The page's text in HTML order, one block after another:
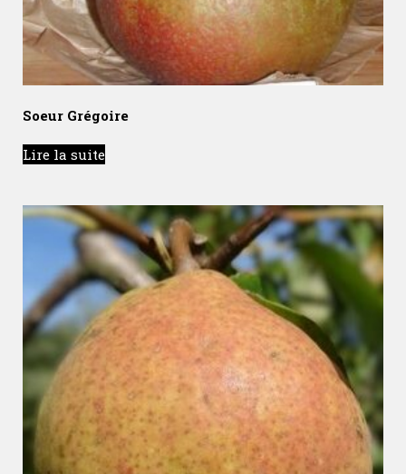
Soeur Grégoire
Lire la suite